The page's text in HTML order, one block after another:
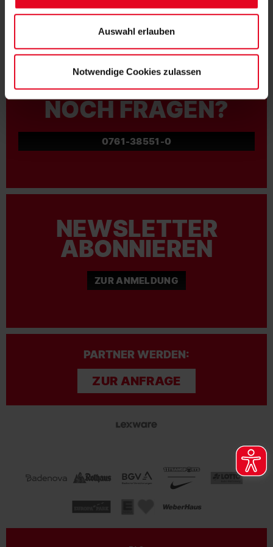
Datenschutzerklärungund unseremImpressum."
Auswahl erlauben
Notwendige Cookies zulassen
NOCH FRAGEN?
0761-38551-0
NEWSLETTER
ABONNIEREN
ZUR ANMELDUNG
PARTNER WERDEN:
ZUR ANFRAGE